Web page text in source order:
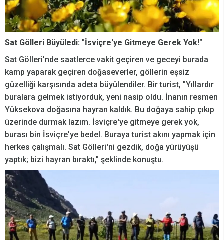
Sat Gölleri Büyüledi: "İsviçre'ye Gitmeye Gerek Yok!"
Sat Gölleri'nde saatlerce vakit geçiren ve geceyi burada
kamp yaparak geçiren doğaseverler, göllerin eşsiz
güzelliği karşısında adeta büyülendiler. Bir turist, "Yıllardır
buralara gelmek istiyorduk, yeni nasip oldu. İnanın resmen
Yüksekova doğasına hayran kaldık. Bu doğaya sahip çıkıp
üzerinde durmak lazım. İsviçre'ye gitmeye gerek yok,
burası bin İsviçre'ye bedel. Buraya turist akını yapmak için
herkes çalışmalı. Sat Gölleri'ni gezdik, doğa yürüyüşü
yaptık; bizi hayran bıraktı," şeklinde konuştu.